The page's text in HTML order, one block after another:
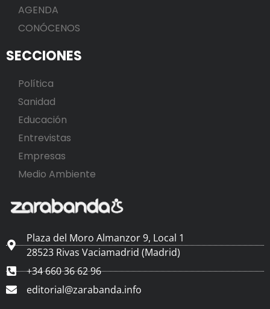
AGENDA
CONÓCENOS
SECCIONES
Política
Sanidad
Educación
Entrevistas
Empresas
Medio Ambiente
Plaza del Moro Almanzor 9, Local 1
28523 Rivas Vaciamadrid (Madrid)
+34 660 36 62 96
editorial@zarabanda.info